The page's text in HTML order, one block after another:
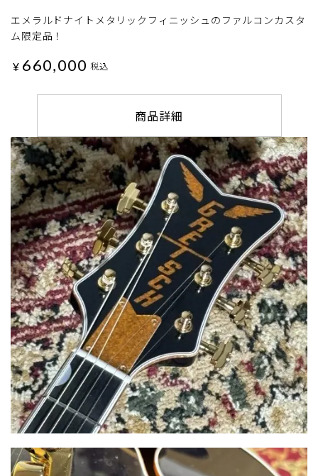
エメラルドナイトメタリックフィニッシュのファルコンカスタ
ム限定品！
¥ 660,000 税込
商品詳細